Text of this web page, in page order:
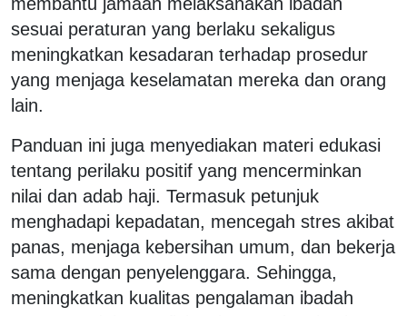
sesuai peraturan yang berlaku sekaligus
meningkatkan kesadaran terhadap prosedur
yang menjaga keselamatan mereka dan orang
lain.
Panduan ini juga menyediakan materi edukasi
tentang perilaku positif yang mencerminkan
nilai dan adab haji. Termasuk petunjuk
menghadapi kepadatan, mencegah stres akibat
panas, menjaga kebersihan umum, dan bekerja
sama dengan penyelenggara. Sehingga,
meningkatkan kualitas pengalaman ibadah